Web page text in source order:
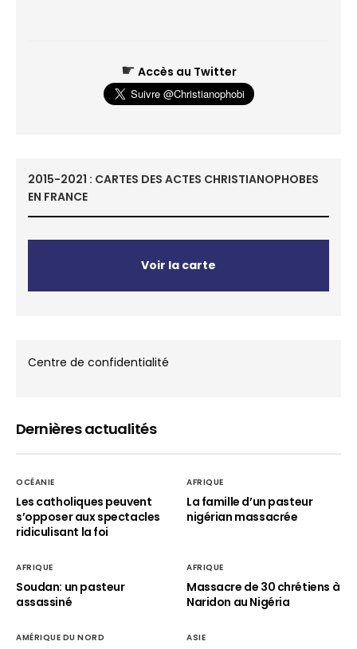
☛ Accès au Twitter
2015-2021 : CARTES DES ACTES CHRISTIANOPHOBES
EN FRANCE
Voir la carte
Centre de confidentialité
Dernières actualités
OCÉANIE
Les catholiques peuvent
s’opposer aux spectacles
ridiculisant la foi
AFRIQUE
La famille d’un pasteur
nigérian massacrée
AFRIQUE
Soudan: un pasteur
assassiné
AFRIQUE
Massacre de 30 chrétiens à
Naridon au Nigéria
AMÉRIQUE DU NORD ASIE